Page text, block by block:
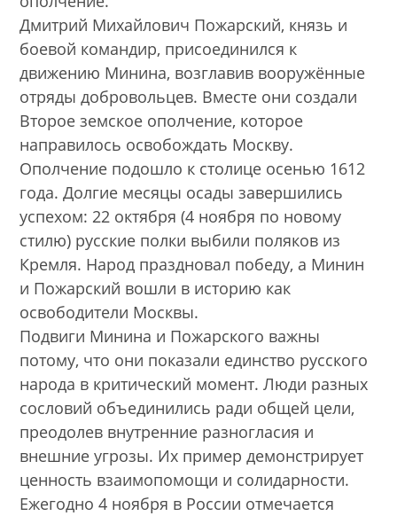
Дмитрий Михайлович Пожарский, князь и
боевой командир, присоединился к
движению Минина, возглавив вооружённые
отряды добровольцев. Вместе они создали
Второе земское ополчение, которое
направилось освобождать Москву.
Ополчение подошло к столице осенью 1612
года. Долгие месяцы осады завершились
успехом: 22 октября (4 ноября по новому
стилю) русские полки выбили поляков из
Кремля. Народ праздновал победу, а Минин
и Пожарский вошли в историю как
освободители Москвы.
Подвиги Минина и Пожарского важны
потому, что они показали единство русского
народа в критический момент. Люди разных
сословий объединились ради общей цели,
преодолев внутренние разногласия и
внешние угрозы. Их пример демонстрирует
ценность взаимопомощи и солидарности.
Ежегодно 4 ноября в России отмечается